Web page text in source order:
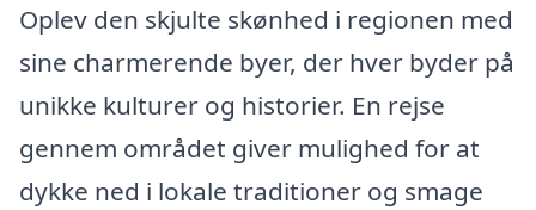
Oplev den skjulte skønhed i regionen med
sine charmerende byer, der hver byder på
unikke kulturer og historier. En rejse
gennem området giver mulighed for at
dykke ned i lokale traditioner og smage